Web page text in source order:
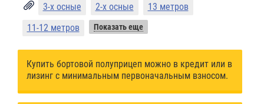
3-х осные 2-х осные
13 метров
11-12 метров
Показать еще
Купить бортовой полуприцеп можно в кредит или в
лизинг с минимальным первоначальным взносом.